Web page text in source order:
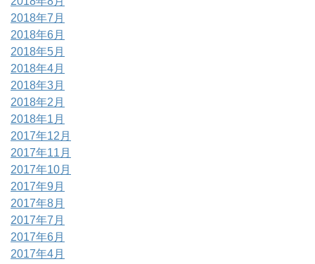
2018年7月
2018年6月
2018年5月
2018年4月
2018年3月
2018年2月
2018年1月
2017年12月
2017年11月
2017年10月
2017年9月
2017年8月
2017年7月
2017年6月
2017年4月